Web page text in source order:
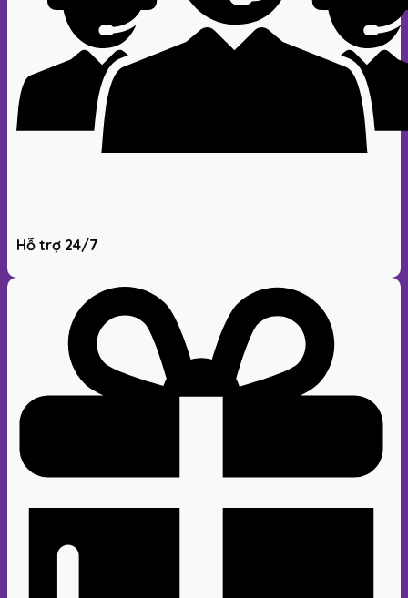
Hỗ trợ 24/7